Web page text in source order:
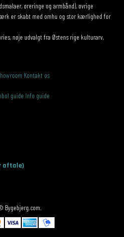
øreringe og armbånd), øvrige
er skabt med omhu og stor kærlighed for
nøje udvalgt fra Østens rige kulturarv,
Kontakt os
guide Info guide
aftale)
Bygebjerg.com.